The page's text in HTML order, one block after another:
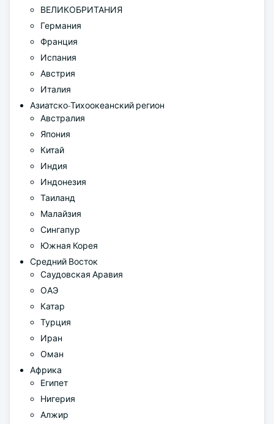
ВЕЛИКОБРИТАНИЯ
Германия
Франция
Испания
Австрия
Италия
Азиатско-Тихоокеанский регион
Австралия
Япония
Китай
Индия
Индонезия
Таиланд
Малайзия
Сингапур
Южная Корея
Средний Восток
Саудовская Аравия
ОАЭ
Катар
Турция
Иран
Оман
Африка
Египет
Нигерия
Алжир